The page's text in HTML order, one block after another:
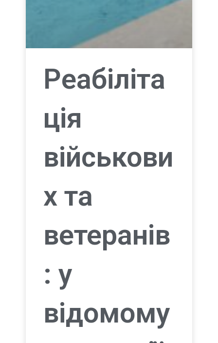
військови
х та
ветеранів
: у
відомому
санаторії
на
Закарпат
відкрили